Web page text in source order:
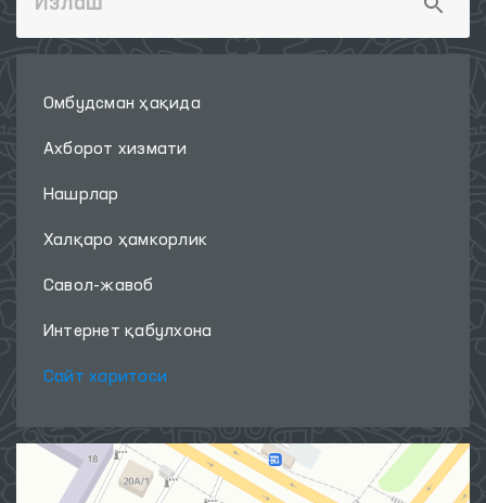
Омбудсман ҳақида
Ахборот хизмати
Нашрлар
Халқаро ҳамкорлик
Савол-жавоб
Интернет қабулхона
Сайт харитаси